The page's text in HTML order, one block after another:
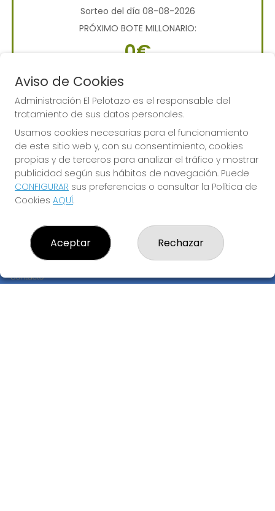
Sorteo del día 08-08-2026
PRÓXIMO BOTE MILLONARIO:
0€
JUGAR BONOLOTO
Imagen anterior
¿Quiénes somos?
Comprar lotería
Contacto
Aviso de Cookies
Administración El Pelotazo es el responsable del
tratamiento de sus datos personales.
Usamos cookies necesarias para el funcionamiento
de este sitio web y, con su consentimiento, cookies
propias y de terceros para analizar el tráfico y mostrar
publicidad según sus hábitos de navegación. Puede
CONFIGURAR sus preferencias o consultar la Política de
Cookies AQUÍ.
Aceptar Rechazar